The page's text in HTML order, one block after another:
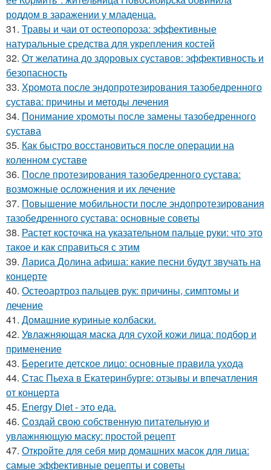
роддом в заражении у младенца.
31. Травы и чаи от остеопороза: эффективные
натуральные средства для укрепления костей
32. От желатина до здоровых суставов: эффективность и
безопасность
33. Хромота после эндопротезирования тазобедренного
сустава: причины и методы лечения
34. Понимание хромоты после замены тазобедренного
сустава
35. Как быстро восстановиться после операции на
коленном суставе
36. После протезирования тазобедренного сустава:
возможные осложнения и их лечение
37. Повышение мобильности после эндопротезирования
тазобедренного сустава: основные советы
38. Растет косточка на указательном пальце руки: что это
такое и как справиться с этим
39. Лариса Долина афиша: какие песни будут звучать на
концерте
40. Остеоартроз пальцев рук: причины, симптомы и
лечение
41. Домашние куриные колбаски.
42. Увлажняющая маска для сухой кожи лица: подбор и
применение
43. Берегите детское лицо: основные правила ухода
44. Стас Пьеха в Екатеринбурге: отзывы и впечатления
от концерта
45. Energy Diet - это еда.
46. Создай свою собственную питательную и
увлажняющую маску: простой рецепт
47. Откройте для себя мир домашних масок для лица:
самые эффективные рецепты и советы